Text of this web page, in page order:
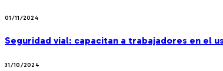
01/11/2024
Seguridad vial: capacitan a trabajadores en el
31/10/2024